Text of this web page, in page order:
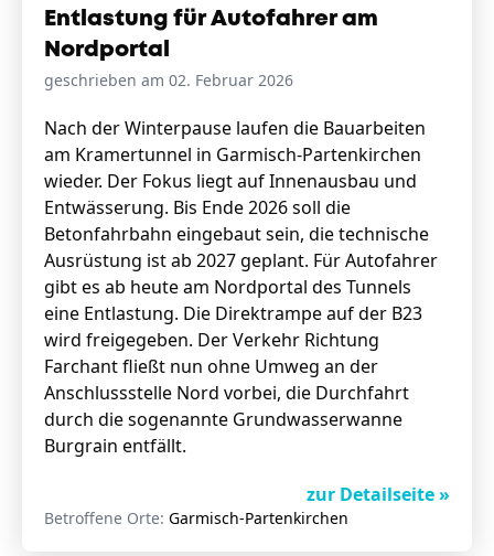
Entlastung für Autofahrer am
Nordportal
geschrieben am 02. Februar 2026
Nach der Winterpause laufen die Bauarbeiten
am Kramertunnel in Garmisch-Partenkirchen
wieder. Der Fokus liegt auf Innenausbau und
Entwässerung. Bis Ende 2026 soll die
Betonfahrbahn eingebaut sein, die technische
Ausrüstung ist ab 2027 geplant. Für Autofahrer
gibt es ab heute am Nordportal des Tunnels
eine Entlastung. Die Direktrampe auf der B23
wird freigegeben. Der Verkehr Richtung
Farchant fließt nun ohne Umweg an der
Anschlussstelle Nord vorbei, die Durchfahrt
durch die sogenannte Grundwasserwanne
Burgrain entfällt.
zur Detailseite »
Betroffene Orte: Garmisch-Partenkirchen